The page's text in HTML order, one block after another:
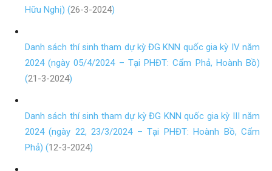
Hữu Nghị) (26-3-2024)
Danh sách thí sinh tham dự kỳ ĐG KNN quốc gia kỳ IV năm
2024 (ngày 05/4/2024 – Tại PHĐT: Cẩm Phả, Hoành Bồ)
(21-3-2024)
Danh sách thí sinh tham dự kỳ ĐG KNN quốc gia kỳ III năm
2024 (ngày 22, 23/3/2024 – Tại PHĐT: Hoành Bồ, Cẩm
Phả) (12-3-2024)